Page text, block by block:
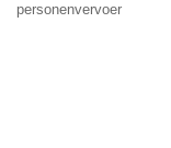
personenvervoer